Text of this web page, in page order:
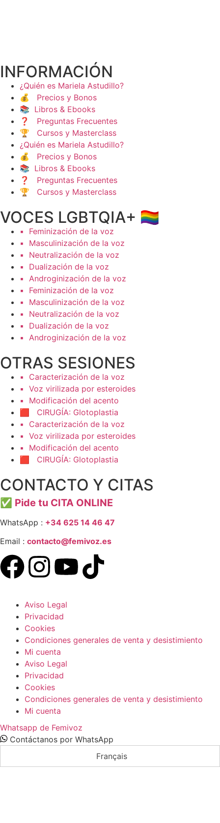
INFORMACIÓN
¿Quién es Mariela Astudillo?
💰 Precios y Bonos
📚 Libros & Ebooks
❓ Preguntas Frecuentes
🏆 Cursos y Masterclass
¿Quién es Mariela Astudillo?
💰 Precios y Bonos
📚 Libros & Ebooks
❓ Preguntas Frecuentes
🏆 Cursos y Masterclass
VOCES LGBTQIA+ 🏳️‍🌈
▪️ Feminización de la voz
▪️ Masculinización de la voz
▪️ Neutralización de la voz
▪️ Dualización de la voz
▪️ Androginización de la voz
▪️ Feminización de la voz
▪️ Masculinización de la voz
▪️ Neutralización de la voz
▪️ Dualización de la voz
▪️ Androginización de la voz
OTRAS SESIONES
▪️ Caracterización de la voz
▪️ Voz virilizada por esteroides
▪️ Modificación del acento
🟥 CIRUGÍA: Glotoplastia
▪️ Caracterización de la voz
▪️ Voz virilizada por esteroides
▪️ Modificación del acento
🟥 CIRUGÍA: Glotoplastia
CONTACTO Y CITAS
✅ Pide tu CITA ONLINE
WhatsApp : +34 625 14 46 47
Email : contacto@femivoz.es
Aviso Legal
Privacidad
Cookies
Condiciones generales de venta y desistimiento
Mi cuenta
Aviso Legal
Privacidad
Cookies
Condiciones generales de venta y desistimiento
Mi cuenta
Whatsapp de Femivoz
Contáctanos por WhatsApp
Français